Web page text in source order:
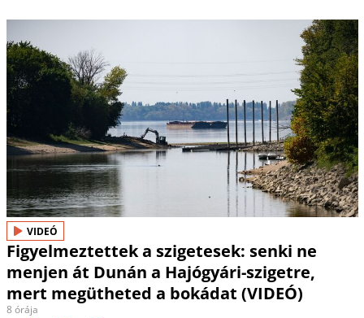
VIDEÓ
Figyelmeztettek a szigetesek: senki ne
menjen át Dunán a Hajógyári-szigetre,
mert megütheted a bokádat (VIDEÓ)
8 órája